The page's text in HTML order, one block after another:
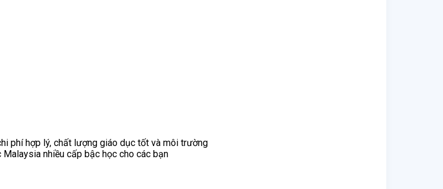
phí hợp lý, chất lượng giáo dục tốt và môi trường
nhiều cấp bậc học cho các bạn